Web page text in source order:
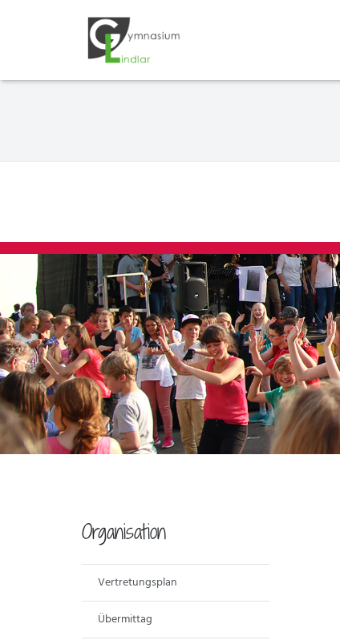
Organisation
Vertretungsplan
Übermittag